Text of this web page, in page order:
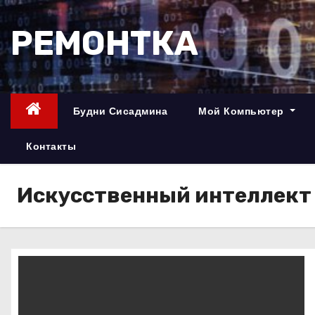
П
р
е
й
с
е
РЕМОНТКА
Будни Сисадмина Мой Компьютер
Контакты
Искусственный интеллект